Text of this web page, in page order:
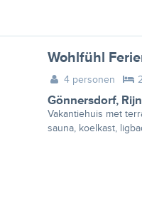
Wohlfühl
4 personen
Gönnersdorf,
Vakantiehuis met
sauna, koelkast,